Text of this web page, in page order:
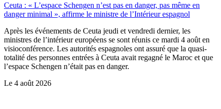
Ceuta : « L’espace Schengen n’est pas en danger, pas même en
danger minimal », affirme le ministre de l’Intérieur espagnol
Après les événements de Ceuta jeudi et vendredi dernier, les
ministres de l’intérieur européens se sont réunis ce mardi 4 août en
visioconférence. Les autorités espagnoles ont assuré que la quasi-
totalité des personnes entrées à Ceuta avait regagné le Maroc et que
l’espace Schengen n’était pas en danger.
Le 4 août 2026